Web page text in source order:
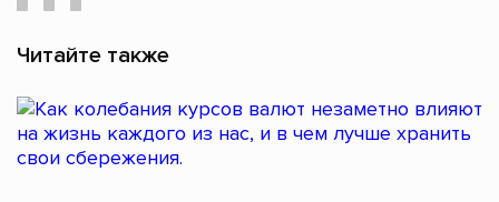
Читайте также